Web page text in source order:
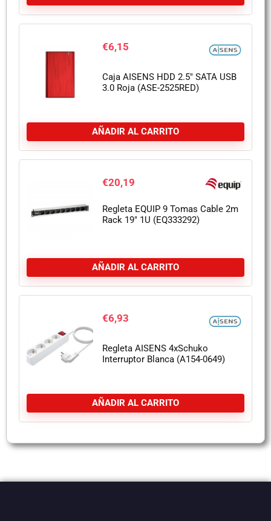
€6,15
Caja AISENS HDD 2.5″ SATA USB
3.0 Roja (ASE-2525RED)
AÑADIR AL CARRITO
€20,19
Regleta EQUIP 9 Tomas Cable 2m
Rack 19″ 1U (EQ333292)
AÑADIR AL CARRITO
€6,93
Regleta AISENS 4xSchuko
Interruptor Blanca (A154-0649)
AÑADIR AL CARRITO